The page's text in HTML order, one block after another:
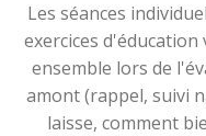
Les séances
exercices
ensemble lors de
amont (rappel, suivi
laisse, comment